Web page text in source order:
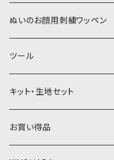
ウィッグボア（8cm）
黄色・クリーム系
ベージュ・ブラウン系
黄色・クリーム系
ベージュ・ブラウン系
ぬいのお顔用刺繍ワッペン
ツール
キット・生地セット
お買い得品